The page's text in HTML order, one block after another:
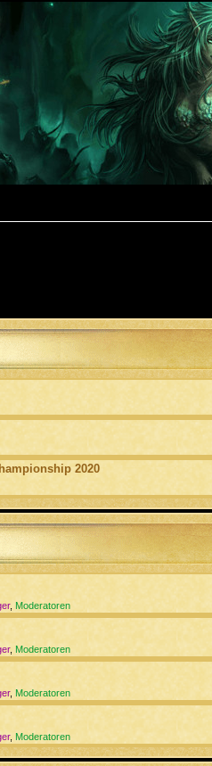
2020
, Moderatoren
, Moderatoren
, Moderatoren
, Moderatoren